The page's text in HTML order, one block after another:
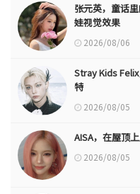
张元英，童话
娃视觉效果
2026/08/06
Stray Kids
特
2026/08/05
AISA，在屋顶
2026/08/05